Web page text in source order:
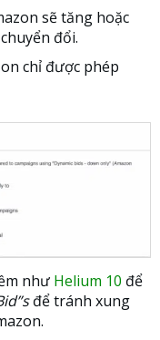
sẽ tăng hoặc
đổi.
chỉ được phép
như Helium 10 để
để tránh xung